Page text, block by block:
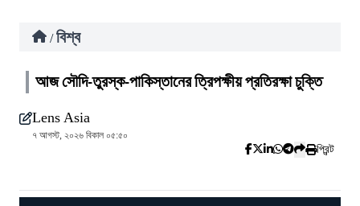
/ বিশ্ব
আজ সৌদি-তুরস্ক-পাকিস্তানের ত্রিপক্ষীয় প্রতিরক্ষা চুক্তি
Lens Asia
৭ আগস্ট, ২০২৬ বিকাল ০৫:৫০
প্রিন্ট